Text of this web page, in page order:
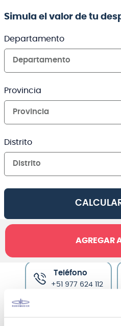
Simula el valor de tu
Departamento
Departamento
Provincia
Provincia
Distrito
Distrito
AGREGAR
Canales de venta y
Teléfono
+51 977 624 112